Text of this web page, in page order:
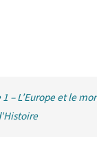
– L’Europe et le